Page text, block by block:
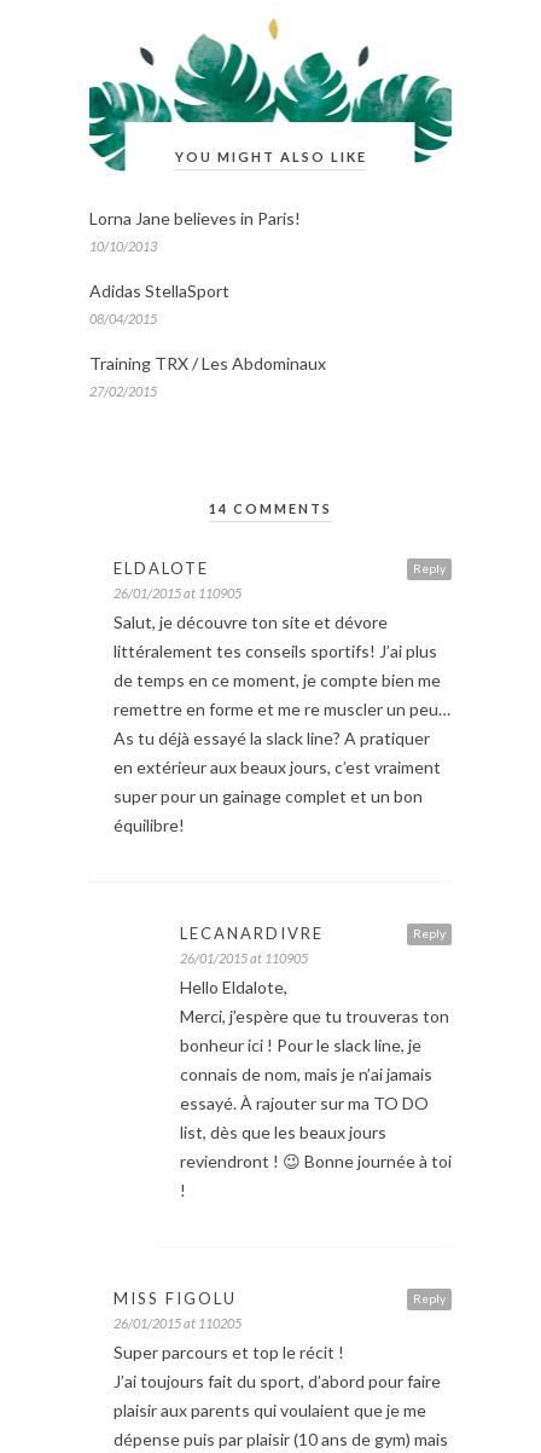
YOU MIGHT ALSO LIKE
Lorna Jane believes in Paris!
10/10/2013
Adidas StellaSport
08/04/2015
Training TRX / Les Abdominaux
27/02/2015
14 COMMENTS
Reply
ELDALOTE
26/01/2015 at 110905
Salut, je découvre ton site et dévore
littéralement tes conseils sportifs! J’ai plus
de temps en ce moment, je compte bien me
remettre en forme et me re muscler un peu…
As tu déjà essayé la slack line? A pratiquer
en extérieur aux beaux jours, c’est vraiment
super pour un gainage complet et un bon
équilibre!
Reply
LECANARDIVRE
26/01/2015 at 110905
Hello Eldalote,
Merci, j’espère que tu trouveras ton
bonheur ici ! Pour le slack line, je
connais de nom, mais je n’ai jamais
essayé. À rajouter sur ma TO DO
list, dès que les beaux jours
reviendront ! 😉 Bonne journée à toi
!
Reply
MISS FIGOLU
26/01/2015 at 110205
Super parcours et top le récit !
J’ai toujours fait du sport, d’abord pour faire
plaisir aux parents qui voulaient que je me
dépense puis par plaisir (10 ans de gym) mais